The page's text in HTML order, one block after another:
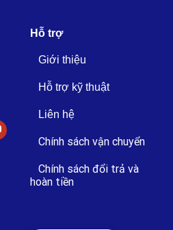
Hỗ trợ
Giới thiệu
Hỗ trợ kỹ thuật
Liên hệ
Chính sách vận chuyển
Chính sách đổi trả và
hoàn tiền